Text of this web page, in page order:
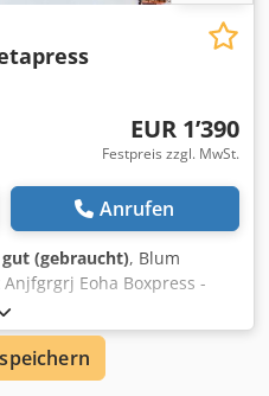
EUR 1’390
Festpreis zzgl. MwSt.
Anrufen
(gebraucht), Blum
Eoha Boxpress -
des Läufers min 270
Korpusbreite min. 300 mm,
min.13mm, max. 16
horizontal und vertikal für